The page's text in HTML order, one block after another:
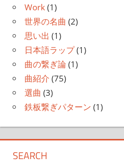
Work(1)
世界の名曲 (2)
思い出 (1)
日本語ラップ(1)
曲の繋ぎ論 (1)
曲紹介 (75)
選曲 (3)
鉄板繋ぎパターン (1)
SEARCH